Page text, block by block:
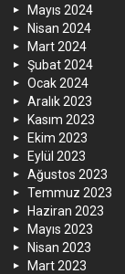
Mayıs 2024
Nisan 2024
Mart 2024
Şubat 2024
Ocak 2024
Aralık 2023
Kasım 2023
Ekim 2023
Eylül 2023
Ağustos 2023
Temmuz 2023
Haziran 2023
Mayıs 2023
Nisan 2023
Mart 2023